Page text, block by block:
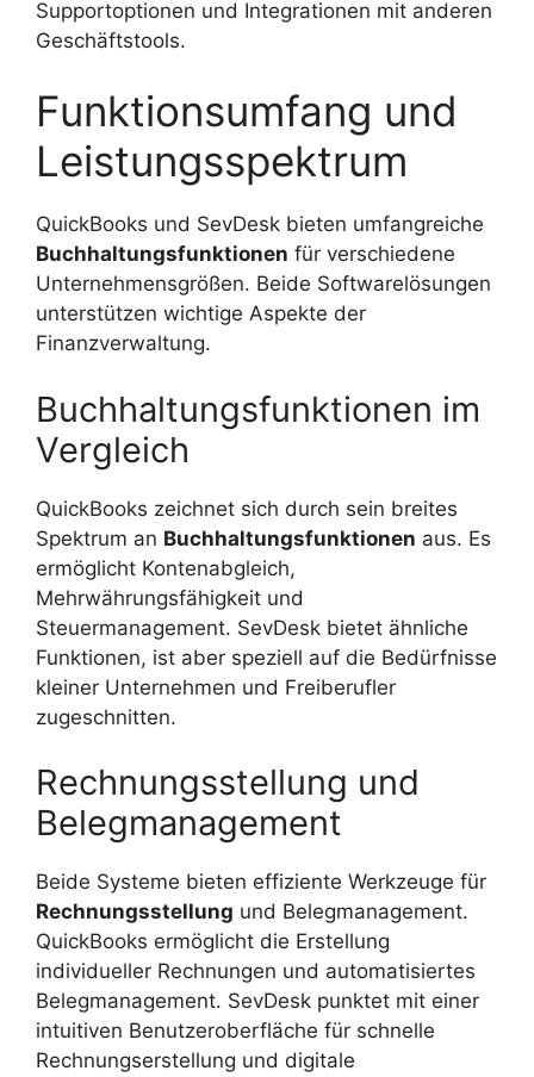
Supportoptionen und Integrationen mit anderen
Geschäftstools.
Funktionsumfang und
Leistungsspektrum
QuickBooks und SevDesk bieten umfangreiche
Buchhaltungsfunktionen für verschiedene
Unternehmensgrößen. Beide Softwarelösungen
unterstützen wichtige Aspekte der
Finanzverwaltung.
Buchhaltungsfunktionen im
Vergleich
QuickBooks zeichnet sich durch sein breites
Spektrum an Buchhaltungsfunktionen aus. Es
ermöglicht Kontenabgleich,
Mehrwährungsfähigkeit und
Steuermanagement. SevDesk bietet ähnliche
Funktionen, ist aber speziell auf die Bedürfnisse
kleiner Unternehmen und Freiberufler
zugeschnitten.
Rechnungsstellung und
Belegmanagement
Beide Systeme bieten effiziente Werkzeuge für
Rechnungsstellung und Belegmanagement.
QuickBooks ermöglicht die Erstellung
individueller Rechnungen und automatisiertes
Belegmanagement. SevDesk punktet mit einer
intuitiven Benutzeroberfläche für schnelle
Rechnungserstellung und digitale